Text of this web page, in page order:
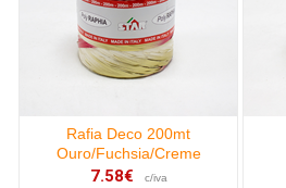
Rafia Deco 200mt
Ouro/Fuchsia/Creme
7.58€ c/iva